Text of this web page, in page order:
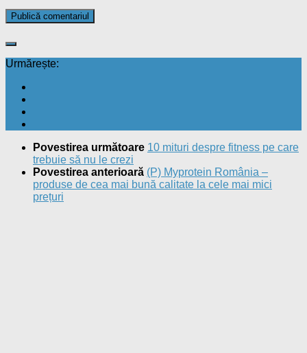
Urmărește:
Povestirea următoare 10 mituri despre fitness pe care
trebuie să nu le crezi
Povestirea anterioară (P) Myprotein România –
produse de cea mai bună calitate la cele mai mici
prețuri